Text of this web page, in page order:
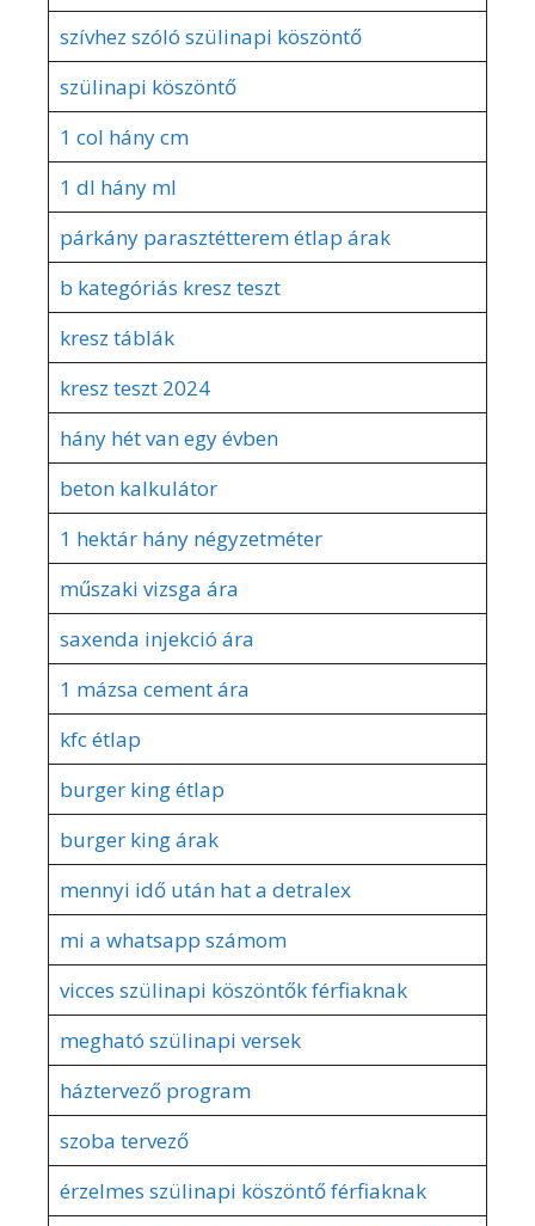
szívhez szóló szülinapi köszöntő
szülinapi köszöntő
1 col hány cm
1 dl hány ml
párkány parasztétterem étlap árak
b kategóriás kresz teszt
kresz táblák
kresz teszt 2024
hány hét van egy évben
beton kalkulátor
1 hektár hány négyzetméter
műszaki vizsga ára
saxenda injekció ára
1 mázsa cement ára
kfc étlap
burger king étlap
burger king árak
mennyi idő után hat a detralex
mi a whatsapp számom
vicces szülinapi köszöntők férfiaknak
megható szülinapi versek
háztervező program
szoba tervező
érzelmes szülinapi köszöntő férfiaknak